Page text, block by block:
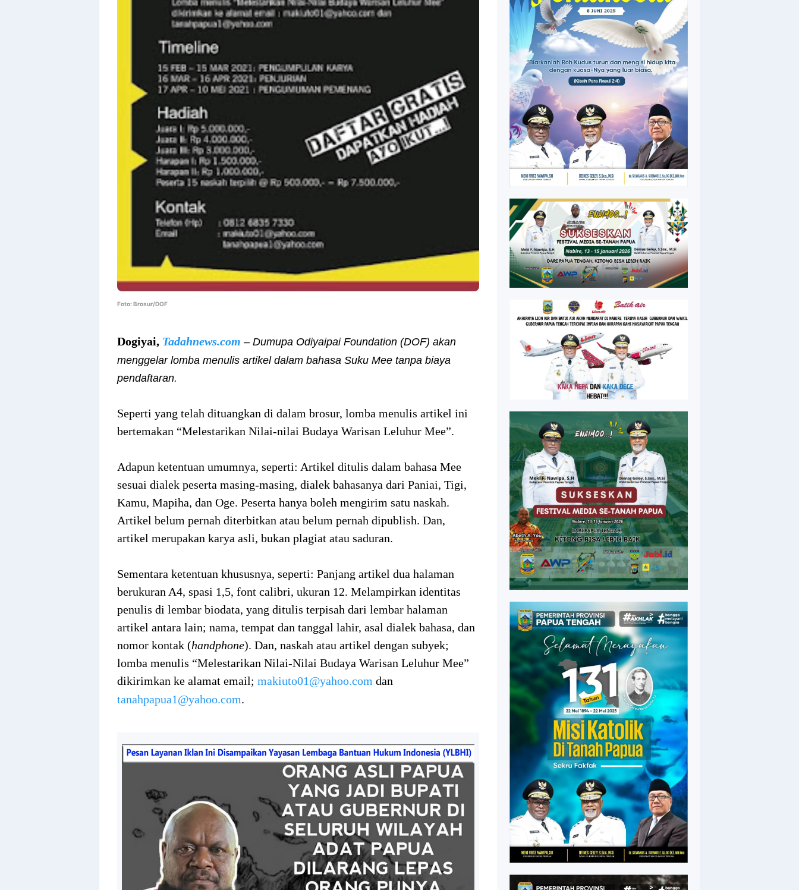
Foto: Brosur/DOF
Dogiyai, Tadahnews.com – Dumupa Odiyaipai Foundation (DOF) akan
menggelar lomba menulis artikel dalam bahasa Suku Mee tanpa biaya
pendaftaran.
Seperti yang telah dituangkan di dalam brosur, lomba menulis artikel ini
bertemakan “Melestarikan Nilai-nilai Budaya Warisan Leluhur Mee”.
Adapun ketentuan umumnya, seperti: Artikel ditulis dalam bahasa Mee
sesuai dialek peserta masing-masing, dialek bahasanya dari Paniai, Tigi,
Kamu, Mapiha, dan Oge. Peserta hanya boleh mengirim satu naskah.
Artikel belum pernah diterbitkan atau belum pernah dipublish. Dan,
artikel merupakan karya asli, bukan plagiat atau saduran.
Sementara ketentuan khususnya, seperti: Panjang artikel dua halaman
berukuran A4, spasi 1,5, font calibri, ukuran 12. Melampirkan identitas
penulis di lembar biodata, yang ditulis terpisah dari lembar halaman
artikel antara lain; nama, tempat dan tanggal lahir, asal dialek bahasa, dan
nomor kontak (handphone). Dan, naskah atau artikel dengan subyek;
lomba menulis “Melestarikan Nilai-Nilai Budaya Warisan Leluhur Mee”
dikirimkan ke alamat email; makiuto01@yahoo.com dan
tanahpapua1@yahoo.com.